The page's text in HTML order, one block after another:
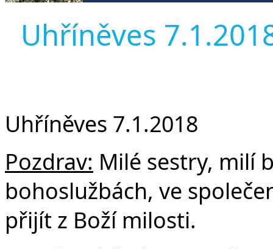
Uhříněves
Uhříněves 7.1.2018
Pozdrav: Milé sestry, milí
bohoslužbách, ve
přijít z Boží milosti.